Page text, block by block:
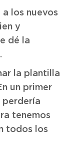
los nuevos
y
dé la
la plantilla
un primer
perdería
tenemos
todos los